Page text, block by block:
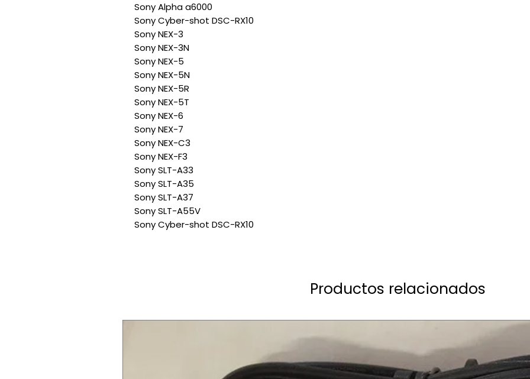
Sony Alpha a6000
Sony Cyber-shot DSC-RX10
Sony NEX-3
Sony NEX-3N
Sony NEX-5
Sony NEX-5N
Sony NEX-5R
Sony NEX-5T
Sony NEX-6
Sony NEX-7
Sony NEX-C3
Sony NEX-F3
Sony SLT-A33
Sony SLT-A35
Sony SLT-A37
Sony SLT-A55V
Sony Cyber-shot DSC-RX10
Productos relacionados